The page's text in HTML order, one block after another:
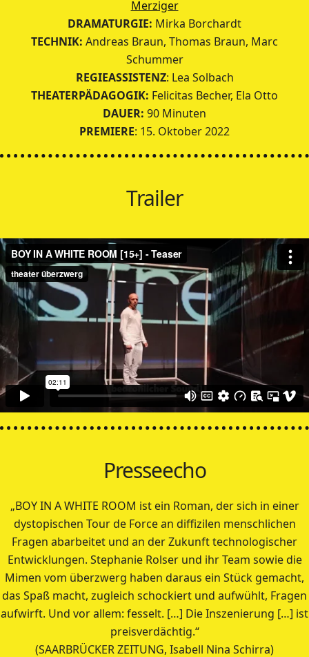
Merziger
DRAMATURGIE: Mirka Borchardt
TECHNIK: Andreas Braun, Thomas Braun, Marc
Schummer
REGIEASSISTENZ: Lea Solbach
THEATERPÄDAGOGIK: Felicitas Becher, Ela Otto
DAUER: 90 Minuten
PREMIERE: 15. Oktober 2022
Trailer
Presseecho
„BOY IN A WHITE ROOM ist ein Roman, der sich in einer
dystopischen Tour de Force an diffizilen menschlichen
Fragen abarbeitet und an der Zukunft technologischer
Entwicklungen. Stephanie Rolser und ihr Team sowie die
Mimen vom überzwerg haben daraus ein Stück gemacht,
das Spaß macht, zugleich schockiert und aufwühlt, Fragen
aufwirft. Und vor allem: fesselt. […] Die Inszenierung […] ist
preisverdächtig.“
(SAARBRÜCKER ZEITUNG, Isabell Nina Schirra)